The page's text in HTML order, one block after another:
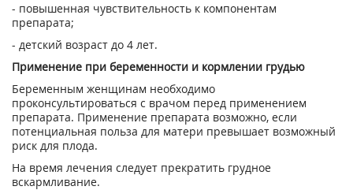
- повышенная чувствительность к компонентам
препарата;
- детский возраст до 4 лет.
Применение при беременности и кормлении грудью
Беременным женщинам необходимо
проконсультироваться с врачом перед применением
препарата. Применение препарата возможно, если
потенциальная польза для матери превышает возможный
риск для плода.
На время лечения следует прекратить грудное
вскармливание.